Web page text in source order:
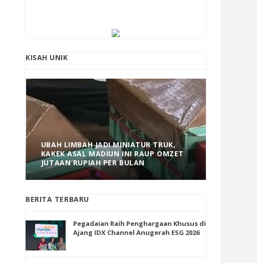
KISAH UNIK
UBAH LIMBAH JADI MINIATUR TRUK,
KAKEK ASAL MADIUN INI RAUP OMZET
JUTAAN RUPIAH PER BULAN
BERITA TERBARU
Pegadaian Raih Penghargaan Khusus di
Ajang IDX Channel Anugerah ESG 2026